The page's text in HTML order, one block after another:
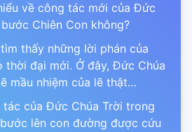
về công tác mới của Đức
Chiên Con không?
thấy những lời phán của
thời đại mới. Ở đây, Đức Chúa
mầu nhiệm của lẽ thật…
của Đức Chúa Trời trong
lên con đường được cứu